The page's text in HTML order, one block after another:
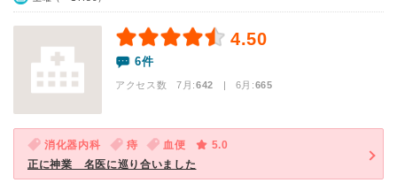
4.50
6件
アクセス数 7月:642 | 6月:665
消化器内科 痔 血便
5.0
正に神業 名医に巡り合いました